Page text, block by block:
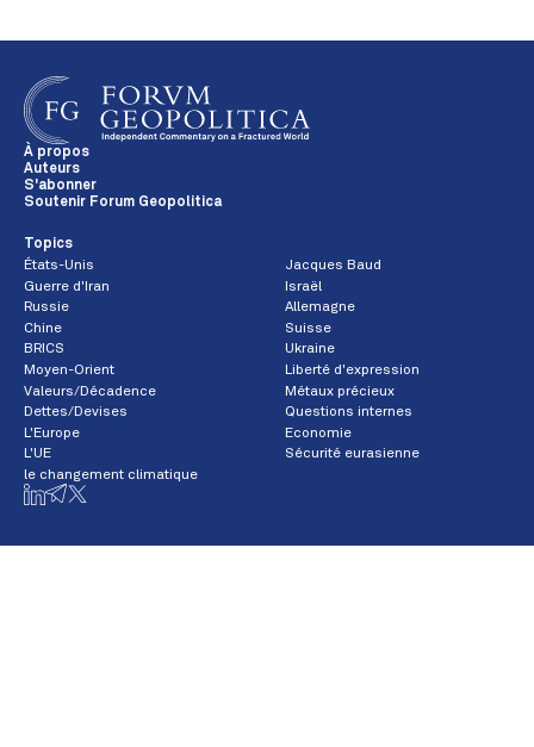
À propos
Auteurs
S'abonner
Soutenir Forum Geopolitica
Topics
États-Unis
Jacques Baud
Guerre d'Iran
Israël
Russie
Allemagne
Chine
Suisse
BRICS
Ukraine
Moyen-Orient
Liberté d'expression
Valeurs/Décadence
Métaux précieux
Dettes/Devises
Questions internes
L'Europe
Economie
L'UE
Sécurité eurasienne
le changement climatique